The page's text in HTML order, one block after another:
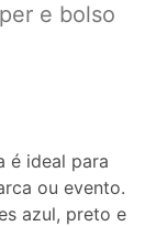
e bolso
é ideal para
ou evento.
azul, preto e